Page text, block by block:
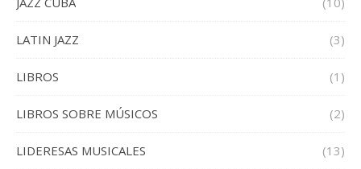
LATIN JAZZ (3)
LIBROS (1)
LIBROS SOBRE MÚSICOS (2)
LIDERESAS MUSICALES (13)